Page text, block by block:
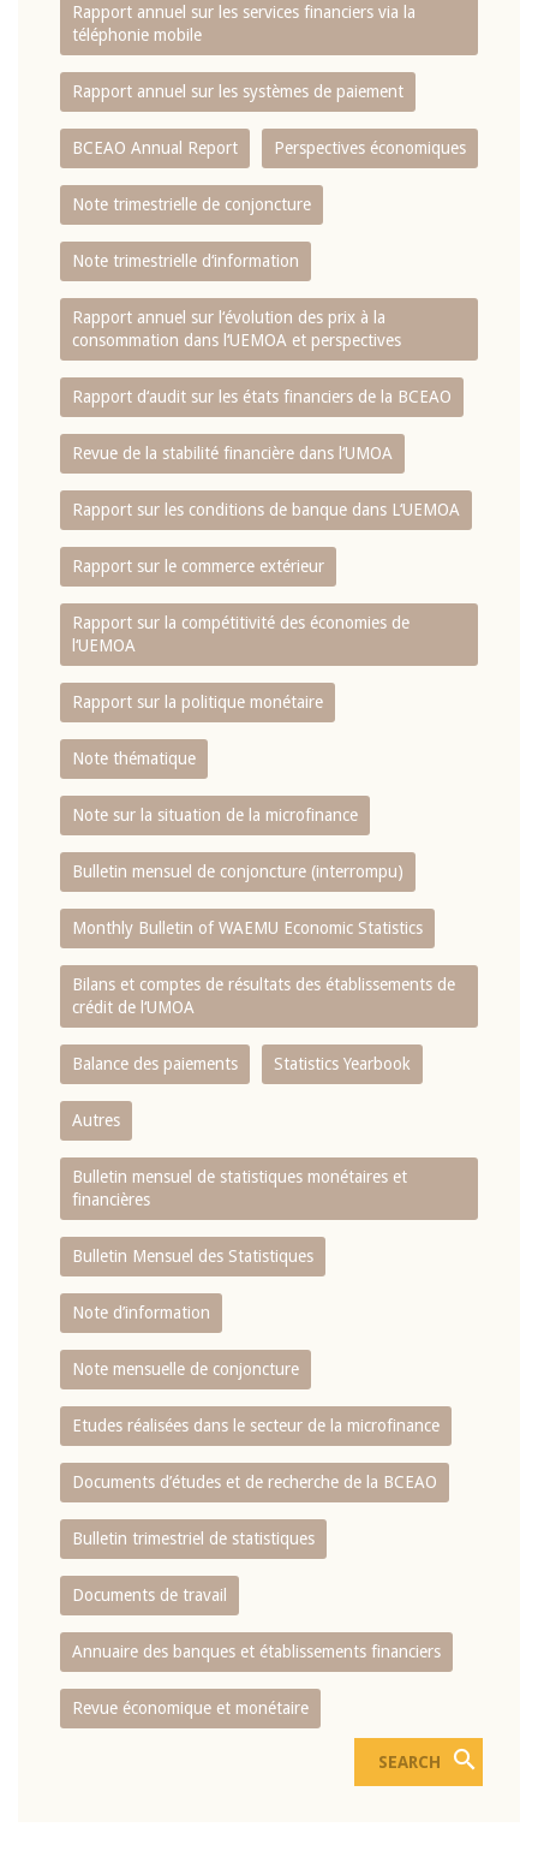
Rapport annuel sur les services financiers via la
téléphonie mobile
Rapport annuel sur les systèmes de paiement
BCEAO Annual Report Perspectives économiques
Note trimestrielle de conjoncture
Note trimestrielle d‘information
Rapport annuel sur l‘évolution des prix à la
consommation dans l‘UEMOA et perspectives
Rapport d‘audit sur les états financiers de la BCEAO
Revue de la stabilité financière dans l‘UMOA
Rapport sur les conditions de banque dans L‘UEMOA
Rapport sur le commerce extérieur
Rapport sur la compétitivité des économies de
l‘UEMOA
Rapport sur la politique monétaire
Note thématique
Note sur la situation de la microfinance
Bulletin mensuel de conjoncture (interrompu)
Monthly Bulletin of WAEMU Economic Statistics
Bilans et comptes de résultats des établissements de
crédit de l‘UMOA
Balance des paiements Statistics Yearbook
Autres
Bulletin mensuel de statistiques monétaires et
financières
Bulletin Mensuel des Statistiques
Note d’information
Note mensuelle de conjoncture
Etudes réalisées dans le secteur de la microfinance
Documents d’études et de recherche de la BCEAO
Bulletin trimestriel de statistiques
Documents de travail
Annuaire des banques et établissements financiers
Revue économique et monétaire